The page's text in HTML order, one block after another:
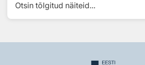
Otsin tõlgitud näiteid...